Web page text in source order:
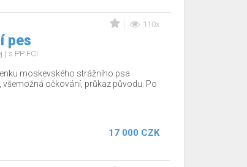
110x
pes
s PP FCI
moskevského strážního psa
všemožná očkování, průkaz původu. Po
17 000 CZK